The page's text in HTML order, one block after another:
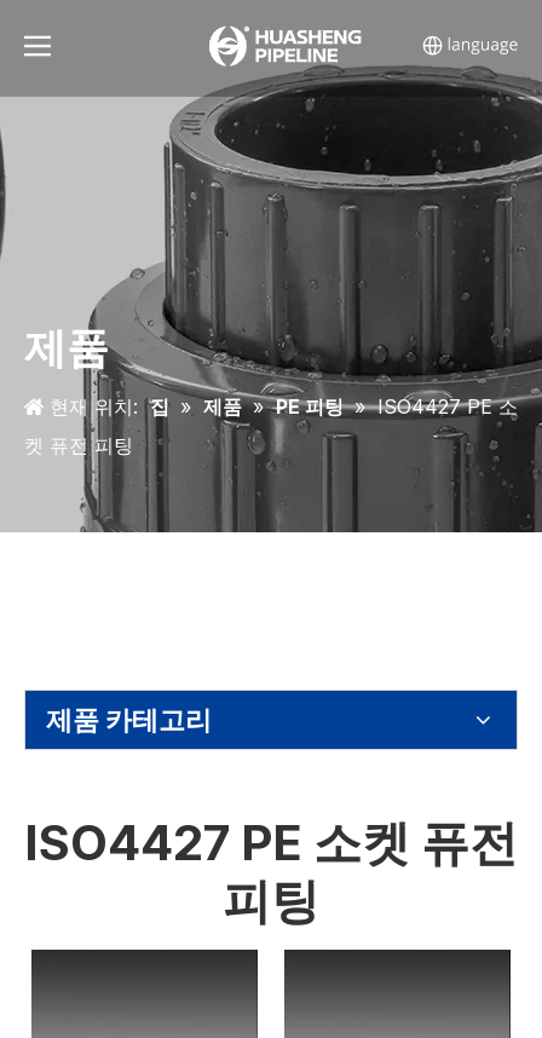
제품
현재 위치: 집 » 제품 » PE 피팅 » ISO4427 PE 소
켓 퓨전 피팅
제품 카테고리
ISO4427 PE 소켓 퓨전
피팅